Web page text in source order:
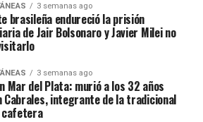
3 semanas ago
brasileña endureció la prisión
de Jair Bolsonaro y Javier Milei no
3 semanas ago
Mar del Plata: murió a los 32 años
Cabrales, integrante de la tradicional